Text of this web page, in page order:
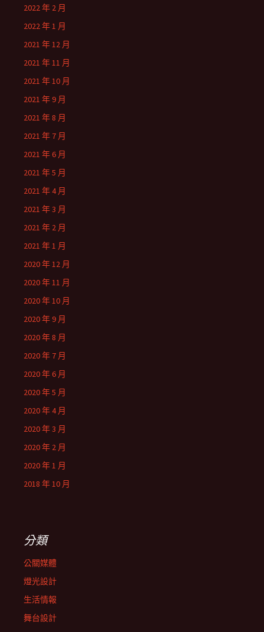
2022 年 2 月
2022 年 1 月
2021 年 12 月
2021 年 11 月
2021 年 10 月
2021 年 9 月
2021 年 8 月
2021 年 7 月
2021 年 6 月
2021 年 5 月
2021 年 4 月
2021 年 3 月
2021 年 2 月
2021 年 1 月
2020 年 12 月
2020 年 11 月
2020 年 10 月
2020 年 9 月
2020 年 8 月
2020 年 7 月
2020 年 6 月
2020 年 5 月
2020 年 4 月
2020 年 3 月
2020 年 2 月
2020 年 1 月
2018 年 10 月
分類
公關媒體
燈光設計
生活情報
舞台設計